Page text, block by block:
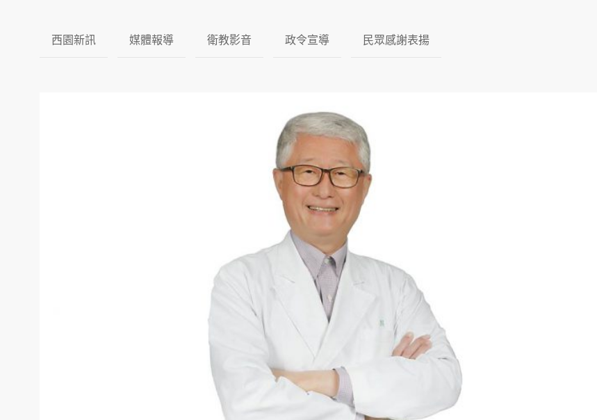
西園新訊 媒體報導 衛教影音 政令宣導 民眾感謝表揚